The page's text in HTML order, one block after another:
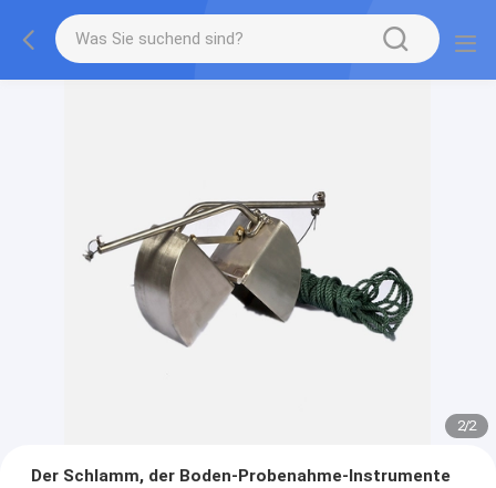
2/2
Der Schlamm, der Boden-Probenahme-Instrumente